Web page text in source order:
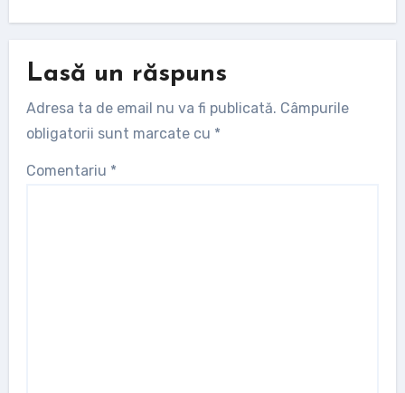
Lasă un răspuns
Adresa ta de email nu va fi publicată. Câmpurile
obligatorii sunt marcate cu *
Comentariu *